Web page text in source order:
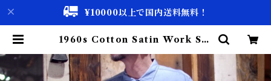
¥10000以上で国内送料無料！
1960s Cotton Satin Work Shi
シャツ USA 古着 | 古着屋 仙台 bis
cco【古着 & Vintage 通販】